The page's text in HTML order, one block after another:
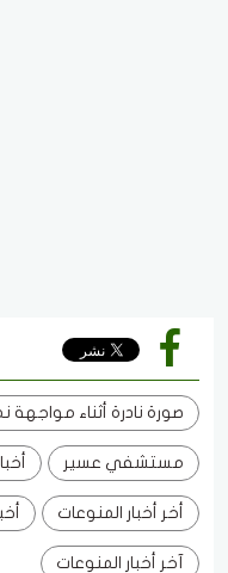
صورة نادرة أثناء مواجهة
مستشفي عسير
أخر أخبار المنوعات
آخر أخبار المنوعات